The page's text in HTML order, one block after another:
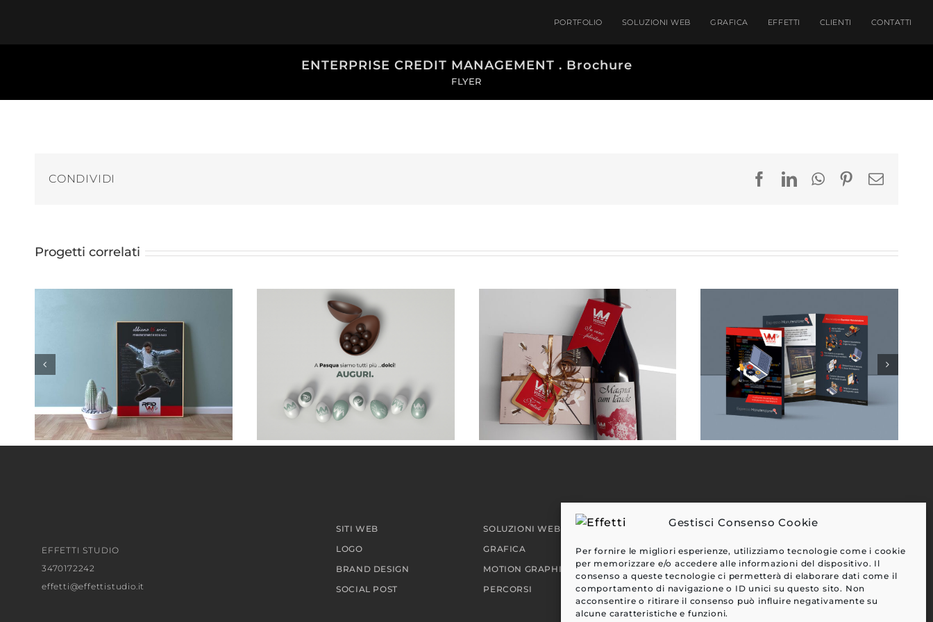
Gestisci Consenso Cookie
Per fornire le migliori esperienze, utilizziamo tecnologie come i cookie
per memorizzare e/o accedere alle informazioni del dispositivo. Il
consenso a queste tecnologie ci permetterà di elaborare dati come il
comportamento di navigazione o ID unici su questo sito. Non
acconsentire o ritirare il consenso può influire negativamente su
alcune caratteristiche e funzioni.
PORTFOLIO SOLUZIONI WEB GRAFICA EFFETTI CLIENTI CONTATTI
ENTERPRISE CREDIT MANAGEMENT . Brochure
FLYER
CONDIVIDI Facebook
LinkedInWhatsApp
Pinterest
Progetti correlati
EFFETTI STUDIO
3470172242
effetti@effettistudio.it
SITI WEB
LOGO
BRAND DESIGN
SOCIAL POST
SOLUZIONI WEB
GRAFICA
MOTION GRAPHIC
PERCORSI
CLIENTI
BLOG
CONTATTI